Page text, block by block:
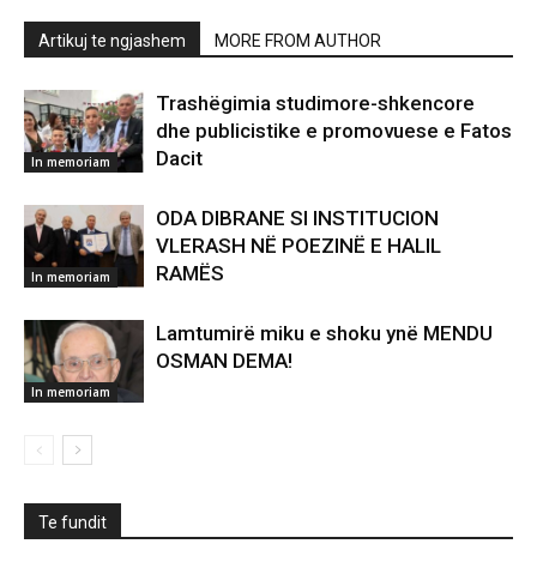
Artikuj te ngjashem MORE FROM AUTHOR
In memoriam
Trashëgimia studimore-shkencore
dhe publicistike e promovuese e Fatos
Dacit
In memoriam
ODA DIBRANE SI INSTITUCION
VLERASH NË POEZINË E HALIL
RAMËS
In memoriam
Lamtumirë miku e shoku ynë MENDU
OSMAN DEMA!
Te fundit